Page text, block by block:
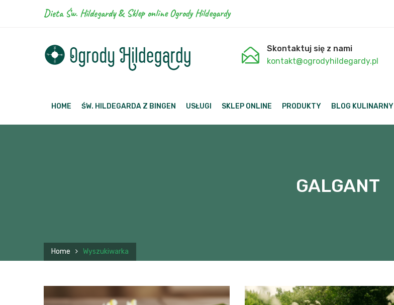
Dieta Św. Hildegardy & Sklep online Ogrody Hildegardy
Skontaktuj się z nami
kontakt@ogrodyhildegardy.pl
HOME ŚW. HILDEGARDA Z BINGEN USŁUGI SKLEP ONLINE PRODUKTY BLOG KULINARNY
GALGANT
Home Wyszukiwarka